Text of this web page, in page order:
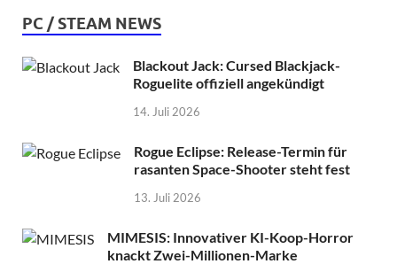
PC / STEAM NEWS
Blackout Jack: Cursed Blackjack-
Roguelite offiziell angekündigt
14. Juli 2026
Rogue Eclipse: Release-Termin für
rasanten Space-Shooter steht fest
13. Juli 2026
MIMESIS: Innovativer KI-Koop-Horror
knackt Zwei-Millionen-Marke